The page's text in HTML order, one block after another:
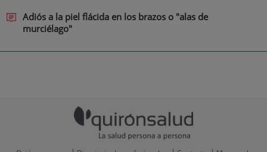
Adiós a la piel flácida en los brazos o "alas de
murciélago"